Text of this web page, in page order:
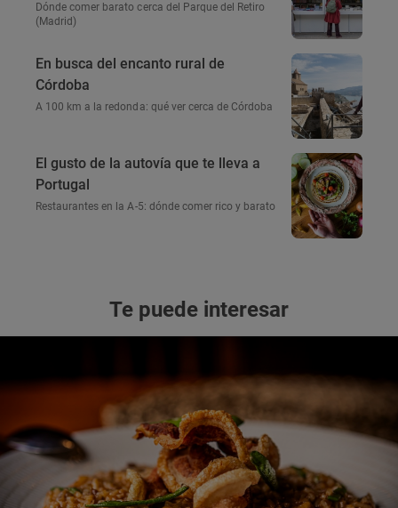
Dónde comer barato cerca del Parque del Retiro
(Madrid)
En busca del encanto rural de
Córdoba
A 100 km a la redonda: qué ver cerca de Córdoba
El gusto de la autovía que te lleva a
Portugal
Restaurantes en la A-5: dónde comer rico y barato
Te puede interesar